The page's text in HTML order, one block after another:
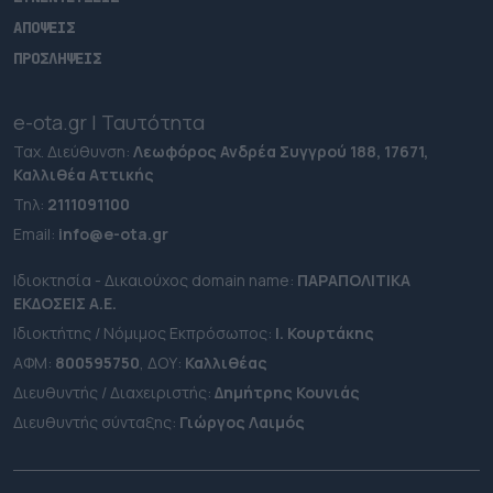
ΑΠΟΨΕΙΣ
ΠΡΟΣΛΗΨΕΙΣ
e-ota.gr | Ταυτότητα
Ταχ. Διεύθυνση: Λεωφόρος Ανδρέα Συγγρού 188, 17671,
Καλλιθέα Αττικής
Τηλ: 2111091100
Εmail: info@e-ota.gr
Ιδιοκτησία - Δικαιούχος domain name: ΠΑΡΑΠΟΛΙΤΙΚΑ
ΕΚΔΟΣΕΙΣ A.E.
Ιδιοκτήτης / Νόμιμος Εκπρόσωπος: Ι. Κουρτάκης
ΑΦΜ: 800595750, ΔΟΥ: Καλλιθέας
Διευθυντής / Διαχειριστής: Δημήτρης Κουνιάς
Διευθυντής σύνταξης: Γιώργος Λαιμός